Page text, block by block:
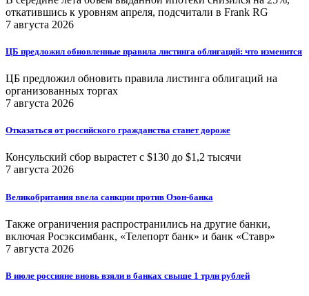
откатившись к уровням апреля, подсчитали в Frank RG
7 августа 2026
ЦБ предложил обновленные правила листинга облигаций: что изменится
ЦБ предложил обновить правила листинга облигаций на
организованных торгах
7 августа 2026
Отказаться от российского гражданства станет дороже
Консульский сбор вырастет с $130 до $1,2 тысячи
7 августа 2026
Великобритания ввела санкции против Озон-банка
Также ограничения распространились на другие банки,
включая Росэксимбанк, «Телепорт банк» и банк «Ставр»
7 августа 2026
В июле россияне вновь взяли в банках свыше 1 трлн рублей